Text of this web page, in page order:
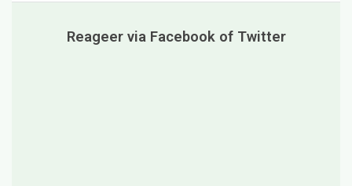
Reageer via Facebook of Twitter